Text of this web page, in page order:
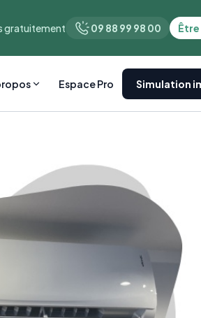
gratuitement 09 88 99 98 00
Espace Pro Simulation